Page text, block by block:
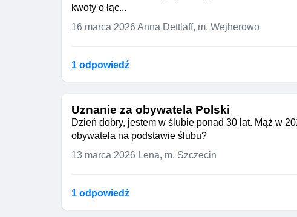
kwoty o łąc...
16 marca 2026 Anna Dettlaff, m. Wejherowo
1 odpowiedź
Uznanie za obywatela Polski
Dzień dobry, jestem w ślubie ponad 30 lat. Mąż w
obywatela na podstawie ślubu?
13 marca 2026 Lena, m. Szczecin
1 odpowiedź